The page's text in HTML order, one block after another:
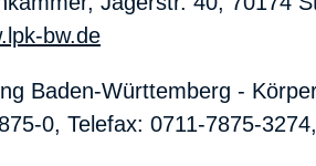
bw.de
Baden-Württemberg -
0, Telefax: 0711-7875-